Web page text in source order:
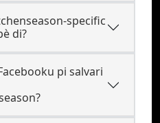
specific
di?
pi salvari